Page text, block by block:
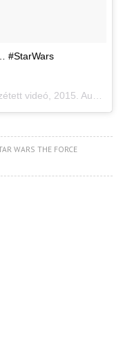
#StarWars
videó, 2015. Aug 27., 10:00 PDT
WARS THE FORCE